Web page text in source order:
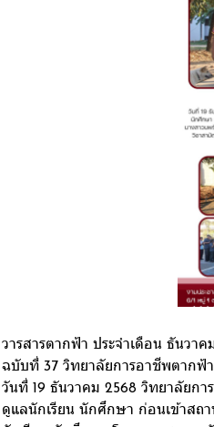
วารสารตากฟ้า ประจำเดือน ธันวาค
ฉบับที่ 37 วิทยาลัยการอาชีพตากฟ้
วันที่ 19 ธันวาคม 2568 วิทยาลัยก
ดูแลนักเรียน นักศึกษา ก่อนเข้าสถา